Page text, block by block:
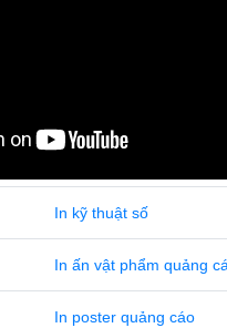
In kỹ thuật số
In ấn vật phẩm quảng
In poster quảng cáo